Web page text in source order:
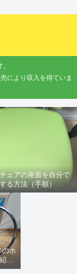
により収入を得ていま
ェアの座面を自分で
る方法（手順）
のホ
介